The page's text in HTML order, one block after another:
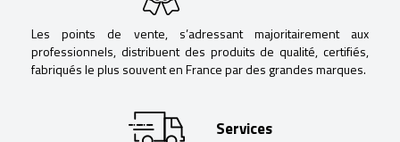
Les points de vente, s’adressant majoritairement aux
professionnels, distribuent des produits de qualité, certifiés,
fabriqués le plus souvent en France par des grandes marques.
Services